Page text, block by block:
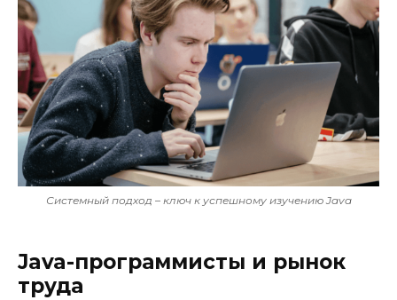
Системный подход – ключ к успешному изучению Java
Java-программисты и рынок
труда